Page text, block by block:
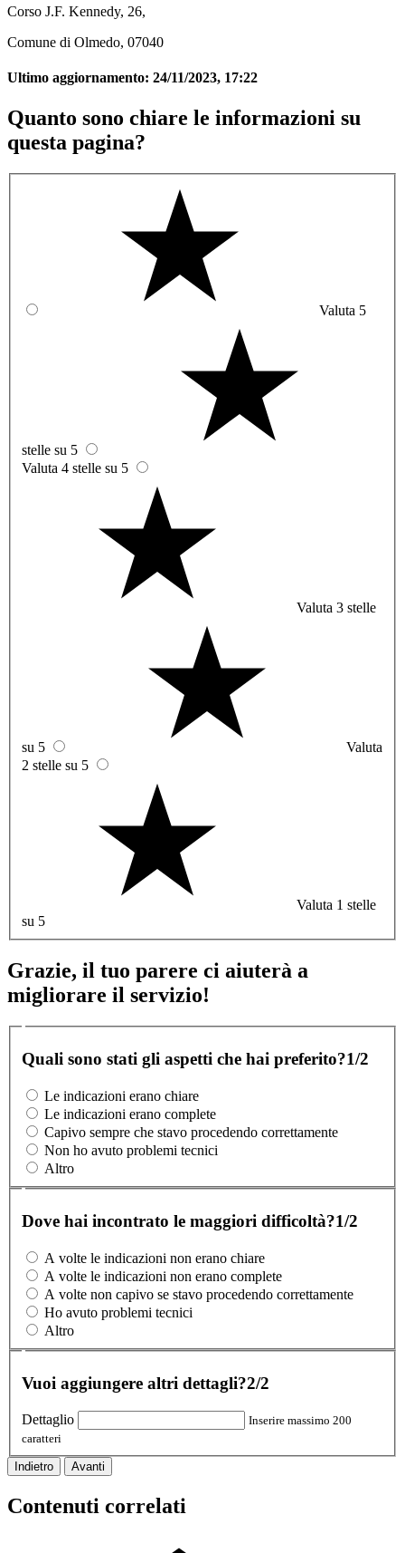
Corso J.F. Kennedy, 26,
Comune di Olmedo, 07040
Ultimo aggiornamento: 24/11/2023, 17:22
Quanto sono chiare le informazioni su
questa pagina?
Valuta 5
stelle su 5
Valuta 4 stelle su 5
Valuta 3 stelle
su 5
Valuta
2 stelle su 5
Valuta 1 stelle
su 5
Grazie, il tuo parere ci aiuterà a
migliorare il servizio!
Quali sono stati gli aspetti che hai preferito?1/2
Le indicazioni erano chiare
Le indicazioni erano complete
Capivo sempre che stavo procedendo correttamente
Non ho avuto problemi tecnici
Altro
Dove hai incontrato le maggiori difficoltà?1/2
A volte le indicazioni non erano chiare
A volte le indicazioni non erano complete
A volte non capivo se stavo procedendo correttamente
Ho avuto problemi tecnici
Altro
Vuoi aggiungere altri dettagli?2/2
Dettaglio
Inserire massimo 200
caratteri
Indietro Avanti
Contenuti correlati